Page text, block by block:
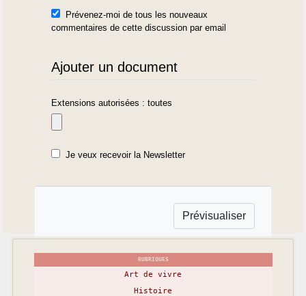
Prévenez-moi de tous les nouveaux
commentaires de cette discussion par email
Ajouter un document
Extensions autorisées : toutes
Je veux recevoir la Newsletter
RUBRIQUES
Art de vivre
Histoire